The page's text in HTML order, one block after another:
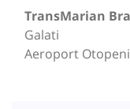
TransMarian
Galati
Aeroport Otopeni